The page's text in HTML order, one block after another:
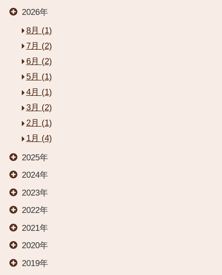
2026年
8月 (1)
7月 (2)
6月 (2)
5月 (1)
4月 (1)
3月 (2)
2月 (1)
1月 (4)
2025年
2024年
2023年
2022年
2021年
2020年
2019年
HOME
お部屋
温泉
料理